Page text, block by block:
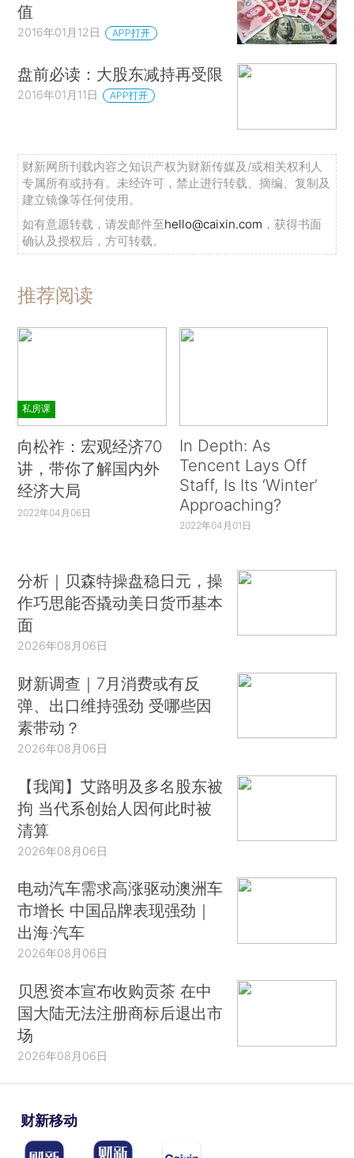
值
2016年01月12日 APP打开
盘前必读：大股东减持再受限
2016年01月11日 APP打开
财新网所刊载内容之知识产权为财新传媒及/或相关权利人
专属所有或持有。未经许可，禁止进行转载、摘编、复制及
建立镜像等任何使用。
如有意愿转载，请发邮件至hello@caixin.com ，获得书面
确认及授权后，方可转载。
推荐阅读
私房课
向松祚：宏观经济70
讲，带你了解国内外
经济大局
2022年04月06日
In Depth: As
Tencent Lays Off
Staff, Is Its ‘Winter’
Approaching?
2022年04月01日
分析｜贝森特操盘稳日元，操
作巧思能否撬动美日货币基本
面
2026年08月06日
财新调查｜7月消费或有反
弹、出口维持强劲 受哪些因
素带动？
2026年08月06日
【我闻】艾路明及多名股东被
拘 当代系创始人因何此时被
清算
2026年08月06日
电动汽车需求高涨驱动澳洲车
市增长 中国品牌表现强劲｜
出海·汽车
2026年08月06日
贝恩资本宣布收购贡茶 在中
国大陆无法注册商标后退出市
场
2026年08月06日
财新移动